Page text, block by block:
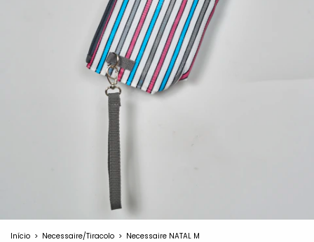
Início > Necessaire/Tiracolo > Necessaire NATAL M